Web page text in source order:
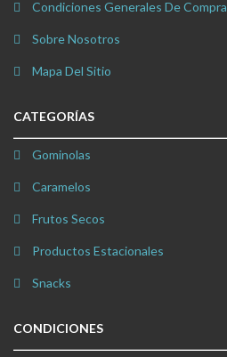
Condiciones Generales De Compra
Sobre Nosotros
Mapa Del Sitio
CATEGORÍAS
Gominolas
Caramelos
Frutos Secos
Productos Estacionales
Snacks
CONDICIONES